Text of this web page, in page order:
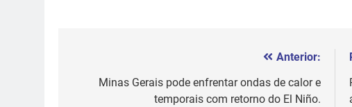
Anterior:
Minas Gerais pode enfrentar ondas de calor e
temporais com retorno do El Niño.